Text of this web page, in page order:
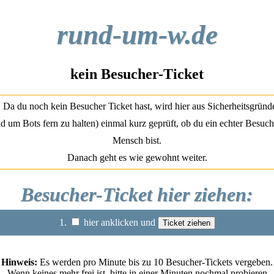
rund-um-w.de
kein Besucher-Ticket
Da du noch kein Besucher Ticket hast, wird hier aus
um Bots fern zu halten) einmal kurz geprüft, ob du ein echter
Mensch bist.
Danach geht es wie gewohnt weiter.
Besucher-Ticket hier ziehen:
1. hier anklicken und
Hinweis: Es werden pro Minute bis zu 10 Besucher-Tickets vergeben.